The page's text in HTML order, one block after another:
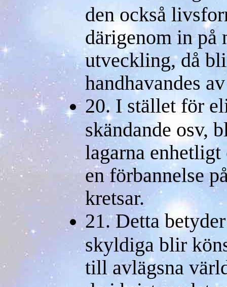
den också
därigenom in på
utveckling, då
handhavandes
20. I stället för
skändande osv,
lagarna
en förbannelse
kretsar.
21. Detta
skyldiga blir
till avlägsna